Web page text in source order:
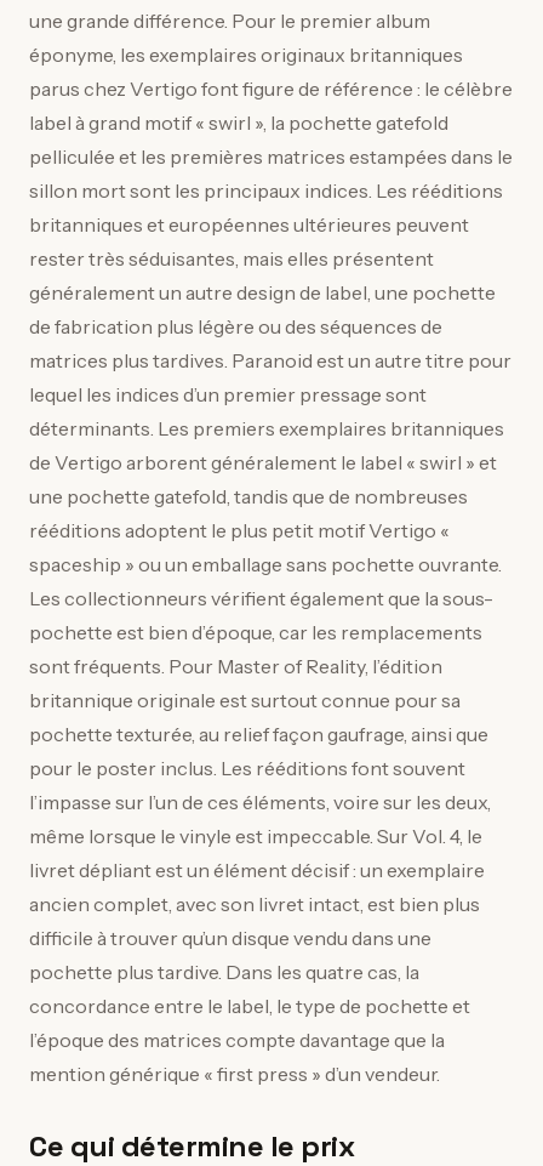
une grande différence. Pour le premier album
éponyme, les exemplaires originaux britanniques
parus chez Vertigo font figure de référence : le célèbre
label à grand motif « swirl », la pochette gatefold
pelliculée et les premières matrices estampées dans le
sillon mort sont les principaux indices. Les rééditions
britanniques et européennes ultérieures peuvent
rester très séduisantes, mais elles présentent
généralement un autre design de label, une pochette
de fabrication plus légère ou des séquences de
matrices plus tardives. Paranoid est un autre titre pour
lequel les indices d’un premier pressage sont
déterminants. Les premiers exemplaires britanniques
de Vertigo arborent généralement le label « swirl » et
une pochette gatefold, tandis que de nombreuses
rééditions adoptent le plus petit motif Vertigo «
spaceship » ou un emballage sans pochette ouvrante.
Les collectionneurs vérifient également que la sous-
pochette est bien d’époque, car les remplacements
sont fréquents. Pour Master of Reality, l’édition
britannique originale est surtout connue pour sa
pochette texturée, au relief façon gaufrage, ainsi que
pour le poster inclus. Les rééditions font souvent
l’impasse sur l’un de ces éléments, voire sur les deux,
même lorsque le vinyle est impeccable. Sur Vol. 4, le
livret dépliant est un élément décisif : un exemplaire
ancien complet, avec son livret intact, est bien plus
difficile à trouver qu’un disque vendu dans une
pochette plus tardive. Dans les quatre cas, la
concordance entre le label, le type de pochette et
l’époque des matrices compte davantage que la
mention générique « first press » d’un vendeur.
Ce qui détermine le prix